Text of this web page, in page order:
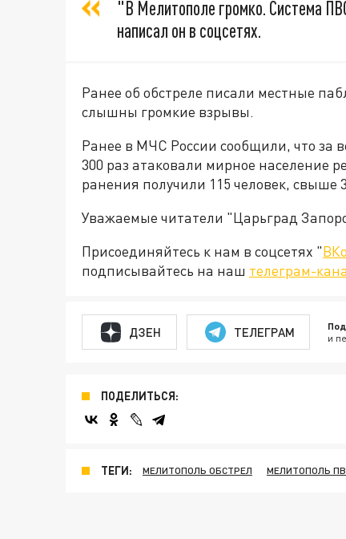
"В Мелитополе громко. Система
написал он в соцсетях.
Ранее об обстреле писали местные
слышны громкие взрывы.
Ранее в МЧС России сообщили, что за
300 раз атаковали мирное население
ранения получили 115 человек, свыше
Уважаемые читатели "Царьград
Присоединяйтесь к нам в соцсетях "
подписывайтесь на наш телеграм-
ДЗЕН ТЕЛЕГРАМ и
ПОДЕЛИТЬСЯ:
ТЕГИ: МЕЛИТОПОЛЬ ОБСТРЕЛ МЕЛИТОПОЛЬ